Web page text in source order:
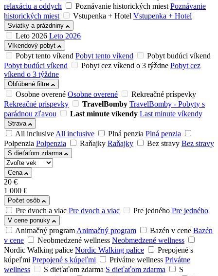
relaxáciu a oddych
Poznávanie historických miest Poznávanie
historických miest
Vstupenka + Hotel Vstupenka + Hotel
Sviatky a prázdniny
Leto 2026 Leto 2026
Víkendový pobyt
Pobyt tento víkend Pobyt tento víkend
Pobyt budúci víkend
Pobyt budúci víkend
Pobyt cez víkend o 3 týždne Pobyt cez
víkend o 3 týždne
Obľúbené filtre
Osobne overené Osobne overené
Rekreačné príspevky
Rekreačné príspevky
TravelBomby TravelBomby - Pobyty s
parádnou zľavou
Last minute víkendy Last minute víkendy
Strava
All inclusiveAll inclusive Plná penzia Plná penzia
Polpenzia Polpenzia Raňajky Raňajky Bez stravy Bez stravy
S dieťaťom zdarma
Cena
20 €
1 000 €
Počet osôb
Pre dvoch a viac Pre dvoch a viac Pre jedného Pre jedného
V cene ponuky
Animačný programAnimačný program Bazén v cene Bazén
v cene
Neobmedzené wellness Neobmedzené wellness
Nordic Walking palice Nordic Walking palice
Prepojené s
kúpeľmi Prepojené s kúpeľmi Privátne wellness Privátne
wellness
S dieťaťom zdarma S dieťaťom zdarma
S